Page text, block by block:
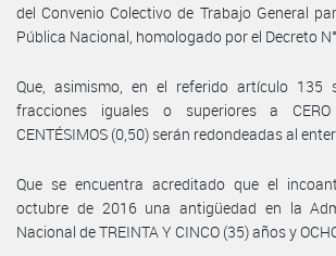
del Convenio Colectivo de Trabajo General
Pública Nacional, homologado por el Decreto
Que, asimismo, en el referido artículo 135
fracciones iguales o superiores a CERO
CENTÉSIMOS (0,50) serán redondeadas al
Que se encuentra acreditado que el
octubre de 2016 una antigüedad en la
Nacional de TREINTA Y CINCO (35) años y